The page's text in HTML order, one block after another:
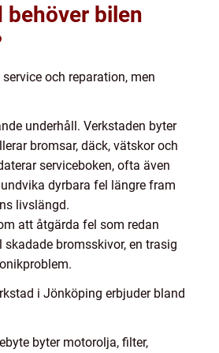
behöver bilen
och reparation, men
underhåll. Verkstaden byter
bromsar, däck, vätskor och
serviceboken, ofta även
dyrbara fel längre fram
livslängd.
att åtgärda fel som redan
bromsskivor, en trasig
i Jönköping erbjuder bland
byter motorolja, filter,